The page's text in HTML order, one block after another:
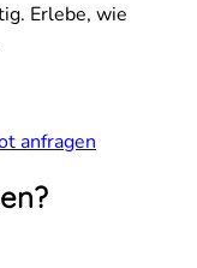
Erlebe, wie
anfragen